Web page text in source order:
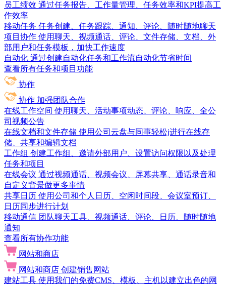
员工绩效 通过任务报告、工作量管理、任务效率和KPI提高工
作效率
移动任务 任务创建、任务跟踪、通知、评论、随时随地聊天
项目协作 使用聊天、视频通话、评论、文件存储、文档、外
部用户和任务模板，加快工作速度
自动化 通过创建自动化任务和工作流自动化节省时间
查看所有任务和项目功能
协作
协作 加强团队合作
在线工作空间 使用聊天、活动事项动态、评论、响应、全公
司视频公告
在线文档和文件存储 使用公司云盘与同事轻松j进行在线存
储、共享和编辑文档
工作组 创建工作组、邀请外部用户、设置访问权限以及处理
任务和项目
在线会议 通过视频通话、视频会议、屏幕共享、通话录音和
自定义背景做更多事情
共享日历 使用公司和个人日历、空闲时间段、会议室预订、
日历同步进行计划
移动通信 团队聊天工具、视频通话、评论、日历、随时随地
通知
查看所有协作功能
网站和商店
网站和商店 创建销售网站
建站工具 使用我们的免费CMS、模板、主机以建立出色的网